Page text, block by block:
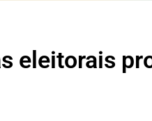
eleitorais